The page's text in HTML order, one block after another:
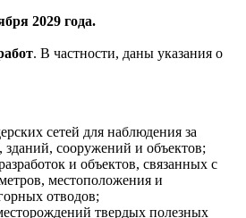
2029 года.
. В частности, даны указания о
сетей для наблюдения за
сооружений и объектов;
и объектов, связанных с
местоположения и
отводов;
твердых полезных